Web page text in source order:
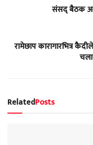
संसद् बैठक
रामेछाप कारागारभित्र
RelatedPosts